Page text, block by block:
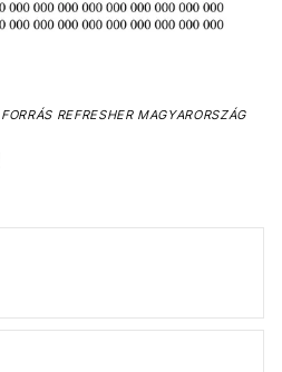
FORRÁS REFRESHER MAGYARORSZÁG